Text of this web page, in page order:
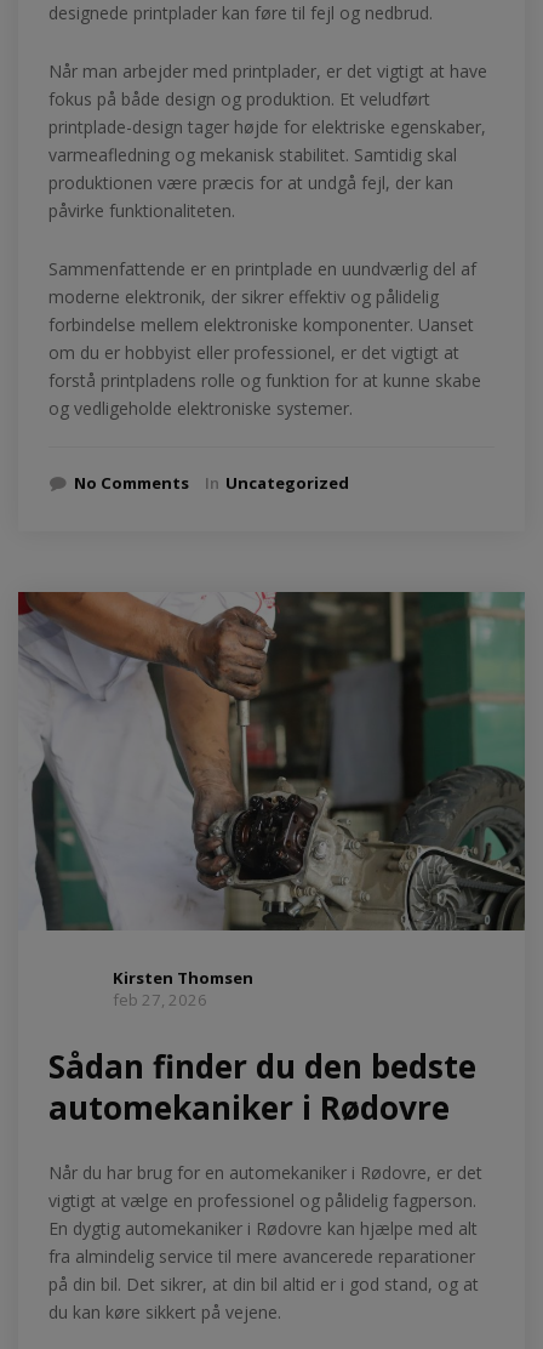
designede printplader kan føre til fejl og nedbrud.
Når man arbejder med printplader, er det vigtigt at have
fokus på både design og produktion. Et veludført
printplade-design tager højde for elektriske egenskaber,
varmeafledning og mekanisk stabilitet. Samtidig skal
produktionen være præcis for at undgå fejl, der kan
påvirke funktionaliteten.
Sammenfattende er en printplade en uundværlig del af
moderne elektronik, der sikrer effektiv og pålidelig
forbindelse mellem elektroniske komponenter. Uanset
om du er hobbyist eller professionel, er det vigtigt at
forstå printpladens rolle og funktion for at kunne skabe
og vedligeholde elektroniske systemer.
No Comments In Uncategorized
Kirsten Thomsen
feb 27, 2026
Sådan finder du den bedste
automekaniker i Rødovre
Når du har brug for en automekaniker i Rødovre, er det
vigtigt at vælge en professionel og pålidelig fagperson.
En dygtig automekaniker i Rødovre kan hjælpe med alt
fra almindelig service til mere avancerede reparationer
på din bil. Det sikrer, at din bil altid er i god stand, og at
du kan køre sikkert på vejene.